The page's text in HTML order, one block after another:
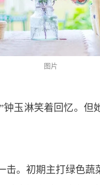
图片
钟玉淋笑着回忆。
击。初期主打绿色